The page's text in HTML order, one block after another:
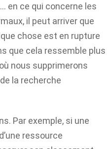
en ce qui concerne les
il peut arriver que
chose est en rupture
que cela ressemble plus
nous supprimerons
la recherche
Par exemple, si une
ressource